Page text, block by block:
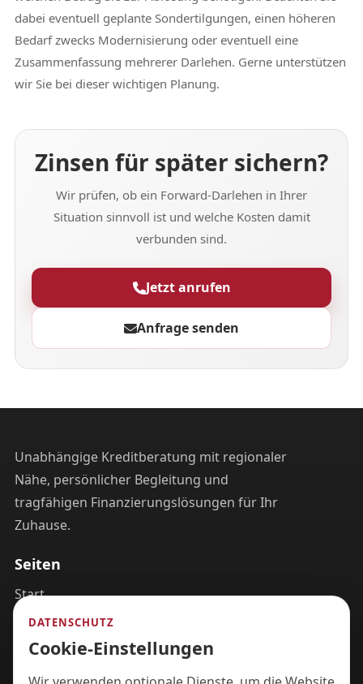
dabei eventuell geplante Sondertilgungen, einen höheren
Bedarf zwecks Modernisierung oder eventuell eine
Zusammenfassung mehrerer Darlehen. Gerne unterstützen
wir Sie bei dieser wichtigen Planung.
Zinsen für später sichern?
Wir prüfen, ob ein Forward-Darlehen in Ihrer
Situation sinnvoll ist und welche Kosten damit
verbunden sind.
Jetzt anrufen
Anfrage senden
Unabhängige Kreditberatung mit regionaler
Nähe, persönlicher Begleitung und
tragfähigen Finanzierungslösungen für Ihr
Zuhause.
Seiten
Start
Leistungen
Team
Über uns
DATENSCHUTZ
Cookie-Einstellungen